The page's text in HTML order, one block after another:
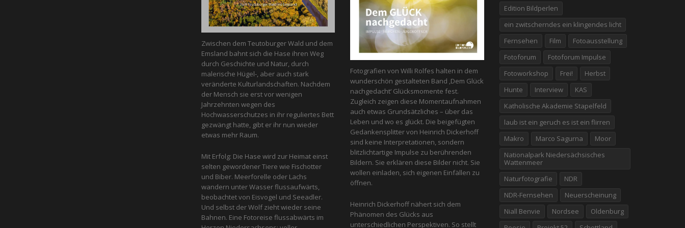
Zwischen dem Teutoburger Wald und dem
Emsland bahnt sich die Hase ihren Weg
durch Geschichte und Natur, durch
malerische Hügel-, aber auch stark
veränderte Kulturlandschaften. Nachdem
der Mensch sie erst vor wenigen
Jahrzehnten wegen des
Hochwasserschutzes in ihr reguliertes Bett
gezwängt hatte, gibt er ihr nun wieder
etwas mehr Raum.
Mit Erfolg: Die Hase wird zur Heimat einst
selten gewordener Tiere wie Fischotter
und Biber. Meerforelle oder Lachs
wandern unter Wasser flussaufwärts,
beobachtet von Eis­vogel und See­adler.
Und selbst der Wolf zieht wieder seine
Bahnen. Eine Fotoreise flussabwärts im
Fotografien von Willi Rolfes halten in dem
wunderschön gestalteten Band ‚Dem Glück
nachgedacht‘ Glücksmomente fest.
Zugleich zeigen diese Momentaufnahmen
auch etwas Grundsätzliches – über das
Leben und wo es glückt. Die beigefügten
Gedankensplitter von Heinrich Dickerhoff
sind keine Interpretationen, sondern
blitzlichtartige Impulse zu berührenden
Bildern. Sie erklären diese Bilder nicht. Sie
wollen einladen, sich eigenen Einfällen zu
öffnen.
Heinrich Dickerhoff nähert sich dem
Phänomen des Glücks aus
unterschiedlichen Perspektiven. So stellt
Edition Bildperlen
ein zwitscherndes ein klingendes licht
Fernsehen
Film
Fotoausstellung
Fotoforum
Fotoforum Impulse
Fotoworkshop
Frei!
Herbst
Hunte
Interview
KAS
Katholische Akademie Stapelfeld
laub ist ein geruch es ist ein flirren
Makro
Marco Sagurna
Moor
Nationalpark Niedersächsisches
Wattenmeer
Naturfotografie
NDR
NDR-Fernsehen
Neuerscheinung
Niall Benvie
Nordsee
Oldenburg